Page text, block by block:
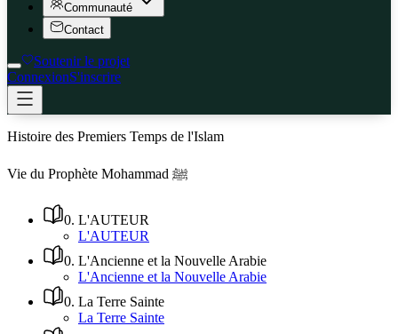
Communauté
Contact
Soutenir le projet
ConnexionS'inscrire
Histoire des Premiers Temps de l'Islam
Vie du Prophète Mohammad ﷺ
0. L'AUTEUR
L'AUTEUR
0. L'Ancienne et la Nouvelle Arabie
L'Ancienne et la Nouvelle Arabie
0. La Terre Sainte
La Terre Sainte